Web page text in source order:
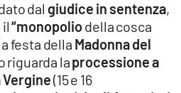
dal giudice in sentenza,
il“monopoliodella cosca
festa della Madonna del
riguarda laprocessione a
(15 e 16